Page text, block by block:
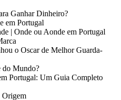
Ganhar Dinheiro?
em Portugal
| Onde ou Aonde em Portugal
o Oscar de Melhor Guarda-
do Mundo?
Portugal: Um Guia Completo
Origem